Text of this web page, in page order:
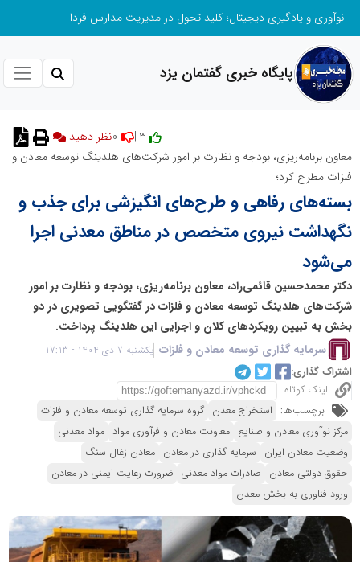
نوآوری و یادگیری دیجیتال؛ کلید تحول در مدیریت مدارس فردا
پایگاه خبری گفتمان یزد
3 |
نظر دهید
معاون برنامه‌ریزی، بودجه و نظارت بر امور شرکت‌های هلدینگ توسعه معادن و
فلزات مطرح کرد؛
بسته‌های رفاهی و طرح‌های انگیزشی برای جذب و
نگهداشت نیروی متخصص در مناطق معدنی اجرا
می‌شود
دکتر محمدحسین قائمی‌راد، معاون برنامه‌ریزی، بودجه و نظارت بر امور
شرکت‌های هلدینگ توسعه معادن و فلزات در گفتگویی تصویری در دو
بخش به تبیین رویکردهای کلان و اجرایی این هلدینگ پرداخت.
سرمایه گذاری توسعه معادن و فلزات یکشنبه 7 دی 1404 - 17:13
اشتراک گذاری:
لینک کوتاه
برچسب‌ها: استخراج معدن گروه سرمایه گذاری توسعه معادن و فلزات
مرکز نوآوری معادن و صنایع معاونت معادن و فرآوری مواد مواد معدنی
وضعیت معادن ایران سرمایه گذاری در معادن معادن زغال سنگ
حقوق دولتی معادن صادرات مواد معدنی ضرورت رعایت ایمنی در معادن
ورود فناوری به بخش معدن